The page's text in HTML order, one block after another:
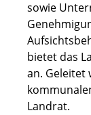
sowie
bietet das
an. Geleitet
Landrat.